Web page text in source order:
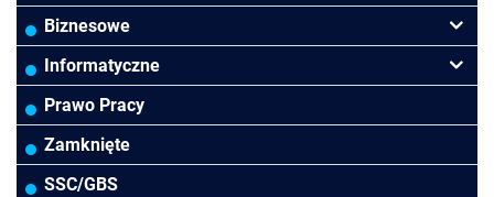
Finanse
Controlling
Rady Nadzorcze/Zarząd
Biura rachunkowe
Budownictwo/Deweloperka
HoReCa
TSL
Ubezpieczenia
Wodociągi/Kanalizacja
Rachunkowość Budżetowa
Kadry i płace
Prawo
Podatki
Pozostałe
Biznesowe
Przywództwo/Zarządzanie
Zarządzanie projektami/Procesami
HR/Zarządzanie Kapitałem Ludzkim
Prawo pracy
Informatyczne
MS Excel/Makra/VBA
Online Power BI/Power Query/Dashboardy
MS 365/SharePoint/Bazy danych
Prawo Pracy
Zamknięte
SSC/GBS